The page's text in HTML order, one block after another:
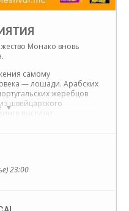
Монако вновь
самому
— лошади. Арабских
жеребцов
швейцарского
выступят
камень
на арене в Фонвьеле
тарелок из Китая и
наградит лучших
23:00